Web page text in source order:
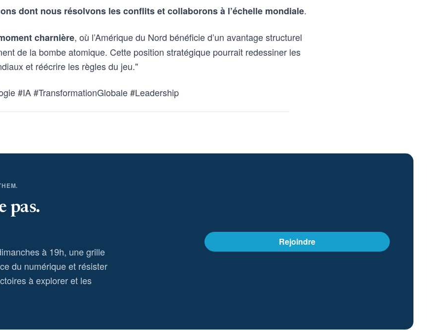
dont nous résolvons les conflits et collaborons à l’échelle mondiale.
charnière, où l’Amérique du Nord bénéficie d’un avantage structurel
de la bombe atomique. Cette position stratégique pourrait redessiner les
et réécrire les règles du jeu."
#IA #TransformationGlobale #Leadership
pas.
à 19h, une grille
du numérique et résister
à explorer et les
Rejoindre